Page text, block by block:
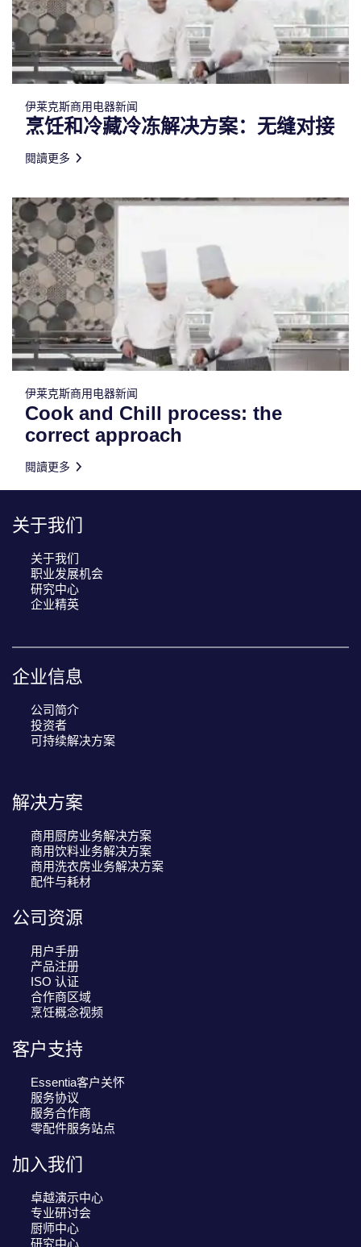
伊莱克斯商用电器新闻
烹饪和冷藏冷冻解决方案：无缝对接
閱讀更多
伊莱克斯商用电器新闻
Cook and Chill process: the
correct approach
閱讀更多
关于我们
关于我们
职业发展机会
研究中心
企业精英
企业信息
公司简介
投资者
可持续解决方案
解决方案
商用厨房业务解决方案
商用饮料业务解决方案
商用洗衣房业务解决方案
配件与耗材
公司资源
用户手册
产品注册
ISO 认证
合作商区域
烹饪概念视频
客户支持
Essentia客户关怀
服务协议
服务合作商
零配件服务站点
加入我们
卓越演示中心
专业研讨会
厨师中心
研究中心